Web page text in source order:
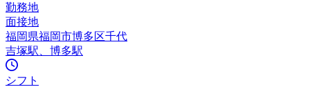
勤務地
面接地
福岡県福岡市博多区千代
吉塚駅、博多駅
シフト